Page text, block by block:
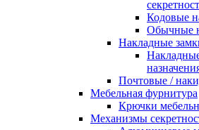
Кодовые
Обычные
Накладные
Почтовые /
Мебельная фурнитура
Крючки
Механизмы